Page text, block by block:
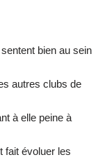
bien au sein
autres clubs de
à elle peine à
fait évoluer les